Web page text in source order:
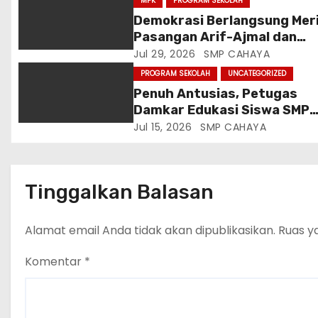
s
Demokrasi Berlangsung
Pasangan Arif-Ajmal dan
Qeenantyya-Siska Resmi
Terpilih Pimpin OSIS SMP An-
Jul 29, 2026 SMP CAHAYA
PROGRAM SEKOLAH UNCATEGORIZED
Penuh Antusias, Petugas
Damkar Edukasi Siswa SMP
Annur Cara Jinakkan Si Jago
Jul 15, 2026 SMP CAHAYA
Tinggalkan Balasan
Alamat email Anda tidak akan dipublikasikan. Ruas
Komentar *